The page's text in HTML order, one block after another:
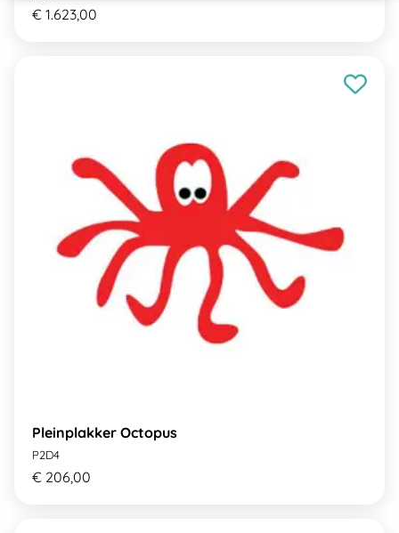
€ 1.623,00
Pleinplakker Octopus
P2D4
€ 206,00